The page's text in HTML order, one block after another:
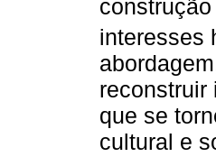
interesses
reconstruir
que se
cultural e